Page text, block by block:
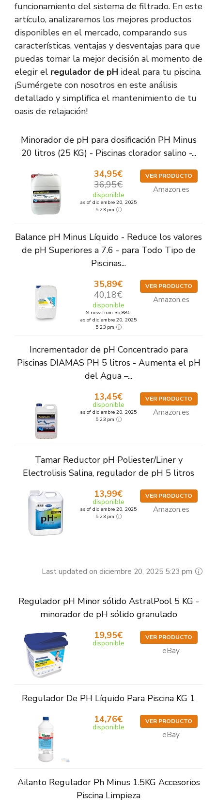
funcionamiento del sistema de filtrado. En este
artículo, analizaremos los mejores productos
disponibles en el mercado, comparando sus
características, ventajas y desventajas para que
puedas tomar la mejor decisión al momento de
elegir el regulador de pH ideal para tu piscina.
¡Sumérgete con nosotros en este análisis
detallado y simplifica el mantenimiento de tu
oasis de relajación!
Minorador de pH para dosificación PH Minus
20 litros (25 KG) - Piscinas clorador salino -...
34,95€
36,95€
disponible
as of diciembre 20, 2025
5:23 pm
VER PRODUCTO
Amazon.es
Balance pH Minus Líquido - Reduce los valores
de pH Superiores a 7.6 - para Todo Tipo de
Piscinas...
35,89€
40,18€
disponible
9 new from 35,88€
as of diciembre 20, 2025
5:23 pm
VER PRODUCTO
Amazon.es
Incrementador de pH Concentrado para
Piscinas DIAMAS PH 5 litros - Aumenta el pH
del Agua –...
13,45€
disponible
as of diciembre 20, 2025
5:23 pm
VER PRODUCTO
Amazon.es
Tamar Reductor pH Poliester/Liner y
Electrolisis Salina, regulador de pH 5 litros
13,99€
disponible
as of diciembre 20, 2025
5:23 pm
VER PRODUCTO
Amazon.es
Last updated on diciembre 20, 2025 5:23 pm
Regulador pH Minor sólido AstralPool 5 KG -
minorador de pH sólido granulado
19,95€
disponible
VER PRODUCTO
eBay
Regulador De PH Líquido Para Piscina KG 1
14,76€
disponible
VER PRODUCTO
eBay
Ailanto Regulador Ph Minus 1.5KG Accesorios
Piscina Limpieza